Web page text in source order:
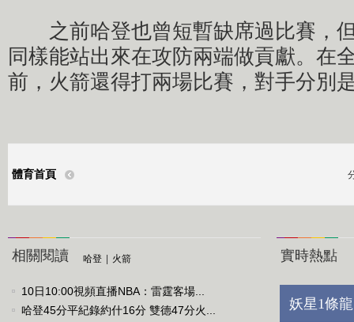
之前哈登也曾短暫缺席過比賽，
同樣能站出來在攻防兩端做貢獻。在
前，火箭還得打兩場比賽，對手分別
體育首頁
相關閱讀 哈登 火箭
10日10:00視頻直播NBA：雷霆客場...
哈登45分平紀錄約什16分 雙德47分火...
實時熱點
妖星1條